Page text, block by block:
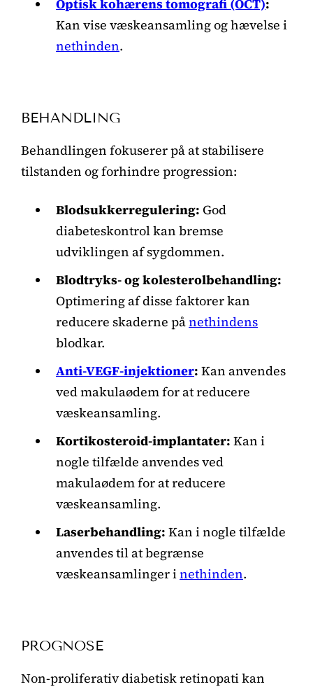
Optisk kohærens tomografi (OCT):
Kan vise væskeansamling og hævelse i
nethinden.
BEHANDLING
Behandlingen fokuserer på at stabilisere
tilstanden og forhindre progression:
Blodsukkerregulering: God
diabeteskontrol kan bremse
udviklingen af sygdommen.
Blodtryks- og kolesterolbehandling:
Optimering af disse faktorer kan
reducere skaderne pånethindens
blodkar.
Anti-VEGF-injektioner: Kan anvendes
ved makulaødem for at reducere
væskeansamling.
Kortikosteroid-implantater: Kan i
nogle tilfælde anvendes ved
makulaødem for at reducere
væskeansamling.
Laserbehandling: Kan i nogle tilfælde
anvendes til at begrænse
væskeansamlinger inethinden.
PROGNOSE
Non-proliferativ diabetisk retinopati kan